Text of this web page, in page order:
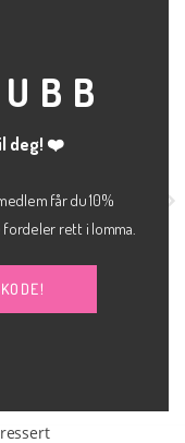
deg! ❤️
får du 10%
rett i lomma.